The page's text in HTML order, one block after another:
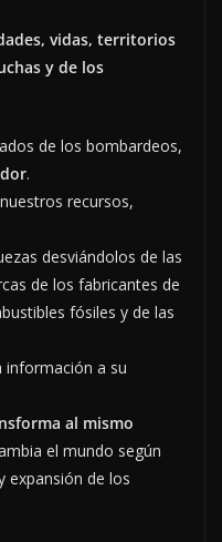
vidas, territorios
y de los
de los bombardeos,
.
recursos,
desviándolos de las
de los fabricantes de
fósiles y de las
información a su
al mismo
el mundo según
expansión de los